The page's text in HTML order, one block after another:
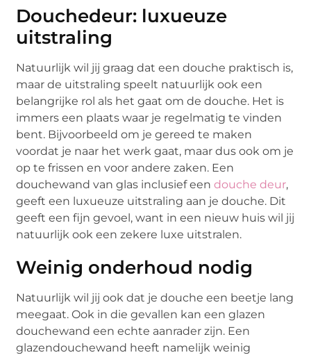
Douchedeur: luxueuze
uitstraling
Natuurlijk wil jij graag dat een douche praktisch is,
maar de uitstraling speelt natuurlijk ook een
belangrijke rol als het gaat om de douche. Het is
immers een plaats waar je regelmatig te vinden
bent. Bijvoorbeeld om je gereed te maken
voordat je naar het werk gaat, maar dus ook om je
op te frissen en voor andere zaken. Een
douchewand van glas inclusief eendouche deur,
geeft een luxueuze uitstraling aan je douche. Dit
geeft een fijn gevoel, want in een nieuw huis wil jij
natuurlijk ook een zekere luxe uitstralen.
Weinig onderhoud nodig
Natuurlijk wil jij ook dat je douche een beetje lang
meegaat. Ook in die gevallen kan een glazen
douchewand een echte aanrader zijn. Een
glazendouchewand heeft namelijk weinig